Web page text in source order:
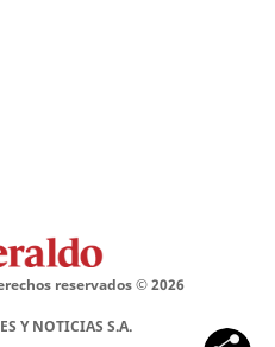
reservados ©2026
Y NOTICIAS S.A.